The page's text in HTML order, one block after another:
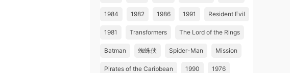
1984 1982 1986 1991 Resident Evil
1981 Transformers The Lord of the Rings
Batman 蜘蛛侠 Spider-Man Mission
Pirates of the Caribbean 1990 1976